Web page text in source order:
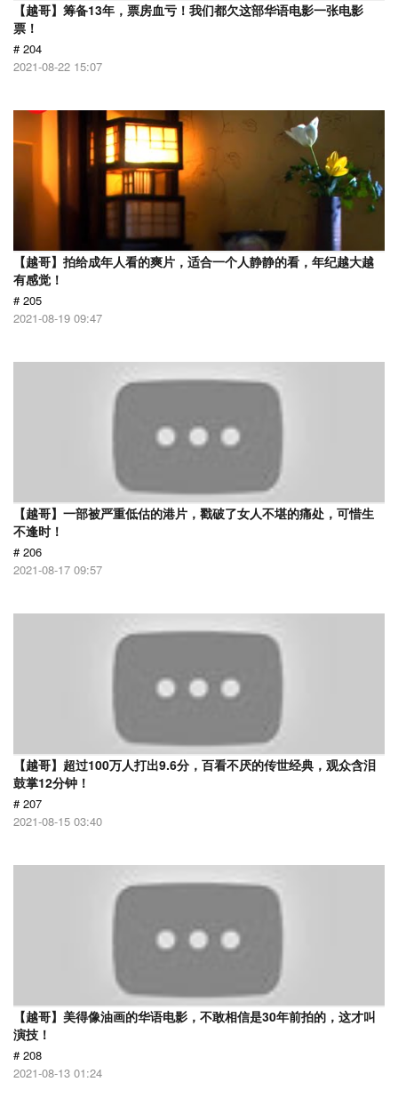
【越哥】筹备13年，票房血亏！我们都欠这部华语电影一张电影
票！
# 204
2021-08-22 15:07
【越哥】拍给成年人看的爽片，适合一个人静静的看，年纪越大越
有感觉！
# 205
2021-08-19 09:47
【越哥】一部被严重低估的港片，戳破了女人不堪的痛处，可惜生
不逢时！
# 206
2021-08-17 09:57
【越哥】超过100万人打出9.6分，百看不厌的传世经典，观众含泪
鼓掌12分钟！
# 207
2021-08-15 03:40
【越哥】美得像油画的华语电影，不敢相信是30年前拍的，这才叫
演技！
# 208
2021-08-13 01:24